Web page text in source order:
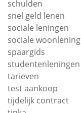
schulden
snel geld lenen
sociale leningen
sociale woonlening
spaargids
studentenleningen
tarieven
test aankoop
tijdelijk contract